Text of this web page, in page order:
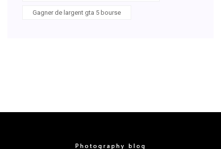
Gagner de largent gta 5 bourse